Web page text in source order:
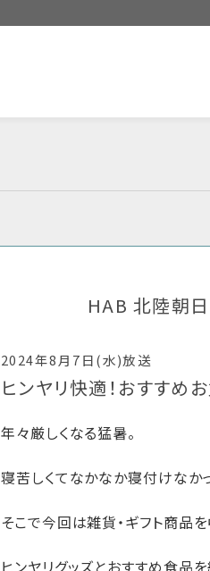
HAB 北陸朝
2024年8月7日(水)放送
ヒンヤリ快適！おすすめ
年々厳しくなる猛暑。
寝苦しくてなかなか寝付けなか
そこで今回は雑貨・ギフト商品
ヒンヤリグッズとおすすめ食品